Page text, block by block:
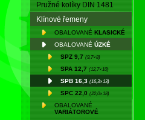
Pružné kolíky DIN 1481
Klínové řemeny
OBALOVANÉ KLASICKÉ
OBALOVANÉ ÚZKÉ
SPZ 9,7 (9,7×8)
SPA 12,7 (12,7×10)
SPB 16,3 (16,3×13)
SPC 22,0 (22,0×18)
OBALOVANÉ
VARIÁTOROVÉ